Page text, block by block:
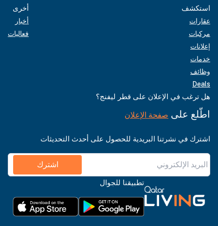
استكشف
عقارات
مركبات
إعلانات
خدمات
وظائف
Deals
أخرى
أخبار
فعاليات
هل ترغب في الإعلان على قطر ليفنج؟
اطّلع على صفحة الإعلان
اشترك في نشرتنا البريدية للحصول على أحدث التحديثات
اشترك
تطبيقنا للجوال